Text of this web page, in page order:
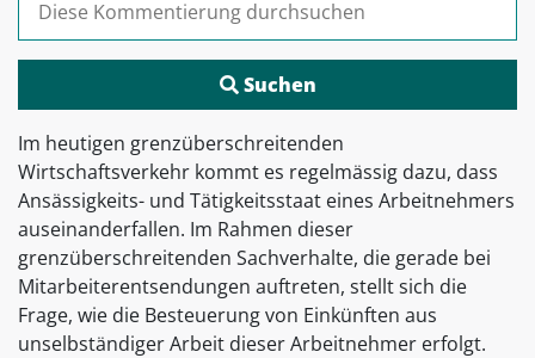
Im heutigen grenzüberschreitenden
Wirtschaftsverkehr kommt es regelmässig dazu, dass
Ansässigkeits- und Tätigkeitsstaat eines Arbeitnehmers
auseinanderfallen. Im Rahmen dieser
grenzüberschreitenden Sachverhalte, die gerade bei
Mitarbeiterentsendungen auftreten, stellt sich die
Frage, wie die Besteuerung von Einkünften aus
unselbständiger Arbeit dieser Arbeitnehmer erfolgt.